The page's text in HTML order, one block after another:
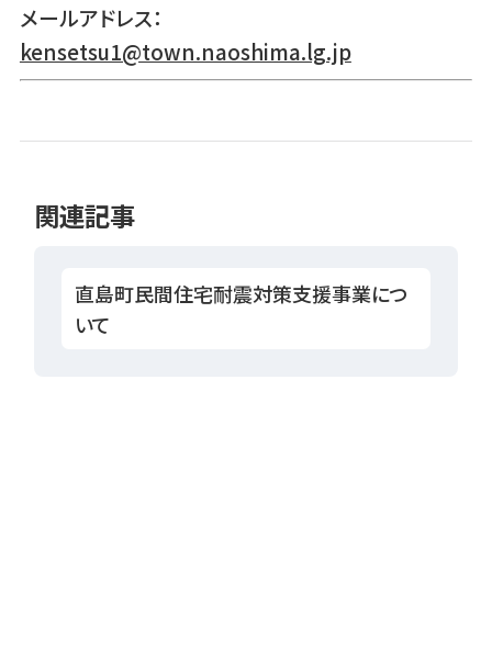
メールアドレス：
kensetsu1@town.naoshima.lg.jp
関連記事
直島町民間住宅耐震対策支援事業につ
いて